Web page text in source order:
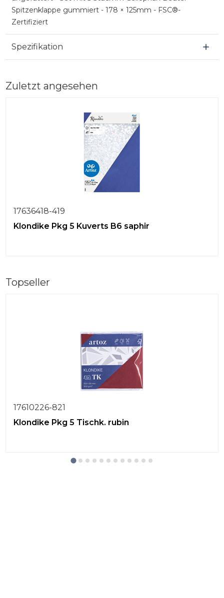
Spitzenklappe gummiert - 178 × 125mm - FSC®-
Zertifiziert
Spezifikation
Zuletzt angesehen
17636418-419
Klondike Pkg 5 Kuverts B6 saphir
Topseller
17610226-821
Klondike Pkg 5 Tischk. rubin